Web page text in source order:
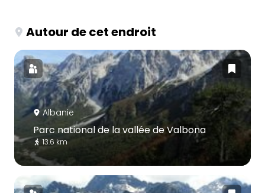
Autour de cet endroit
Albanie
Parc national de la vallée de Valbona
13.6 km